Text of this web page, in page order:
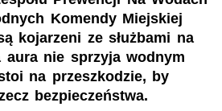
Komendy Miejskiej
kojarzeni ze służbami na
aura nie sprzyja wodnym
na przeszkodzie, by
bezpieczeństwa.